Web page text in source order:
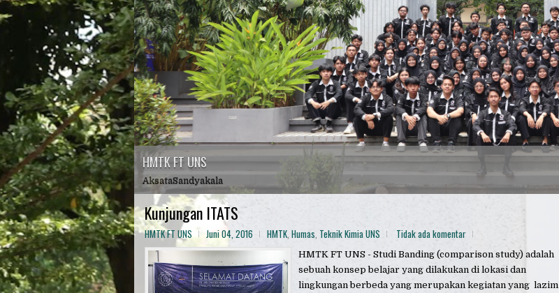
HMTK FT UNS
AksataSandyakala
Kunjungan ITATS
HMTK FT UNS Juni 04, 2016 HMTK, Humas, Teknik Kimia UNS Tidak ada komentar
HMTK FT UNS - Studi Banding (comparison study) adalah
sebuah konsep belajar yang dilakukan di lokasi dan
lingkungan berbeda yang merupakan kegiatan yang lazim